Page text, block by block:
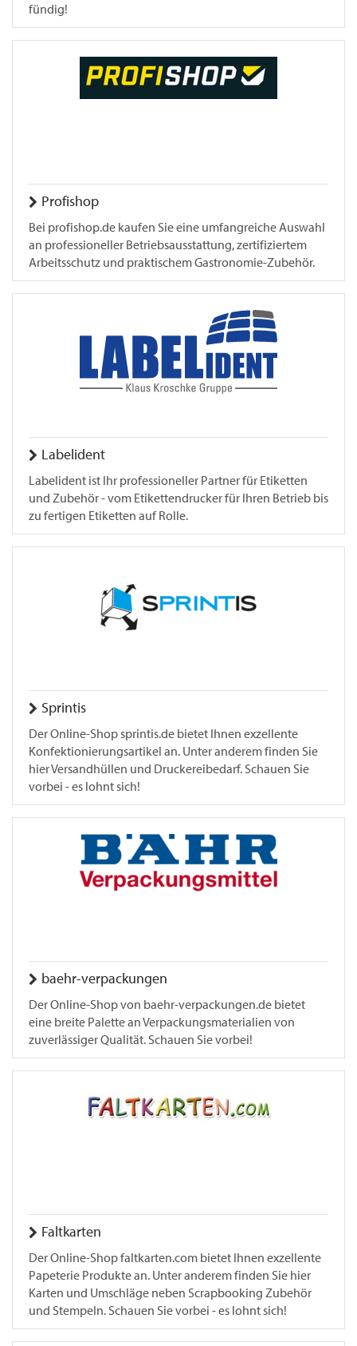
fündig!
Profishop
Bei profishop.de kaufen Sie eine umfangreiche Auswahl
an professioneller Betriebsausstattung, zertifiziertem
Arbeitsschutz und praktischem Gastronomie-Zubehör.
Labelident
Labelident ist Ihr professioneller Partner für Etiketten
und Zubehör - vom Etikettendrucker für Ihren Betrieb bis
zu fertigen Etiketten auf Rolle.
Sprintis
Der Online-Shop sprintis.de bietet Ihnen exzellente
Konfektionierungsartikel an. Unter anderem finden Sie
hier Versandhüllen und Druckereibedarf. Schauen Sie
vorbei - es lohnt sich!
baehr-verpackungen
Der Online-Shop von baehr-verpackungen.de bietet
eine breite Palette an Verpackungsmaterialien von
zuverlässiger Qualität. Schauen Sie vorbei!
Faltkarten
Der Online-Shop faltkarten.com bietet Ihnen exzellente
Papeterie Produkte an. Unter anderem finden Sie hier
Karten und Umschläge neben Scrapbooking Zubehör
und Stempeln. Schauen Sie vorbei - es lohnt sich!